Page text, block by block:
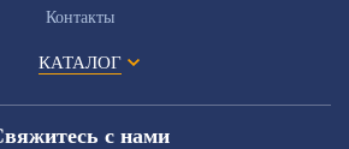
Контакты
КАТАЛОГ
с нами